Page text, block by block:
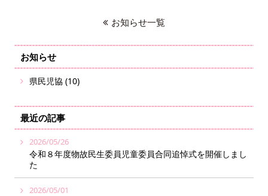
お知らせ一覧
お知らせ
県民児協 (10)
最近の記事
2026/05/26
令和８年度物故民生委員児童委員合同追悼式を開催しまし
た
2026/05/01